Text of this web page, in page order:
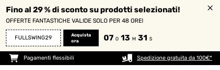
Fino al 29 % di sconto su prodotti selezionati!
OFFERTE FANTASTICHE VALIDE SOLO PER 48 ORE!
FULLSWING29
Acquista
ora
07 O 13 M 30 S
Pagamenti flessibili Spedizione gratuita da 100€*